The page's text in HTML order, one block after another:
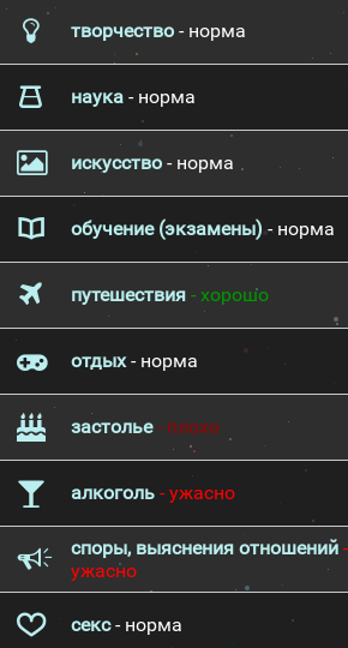
творчество - норма
наука - норма
искусство - норма
обучение (экзамены)- норма
путешествия - хорошо
отдых- норма
застолье- плохо
алкоголь - ужасно
споры, выяснения отношений -
ужасно
секс- норма